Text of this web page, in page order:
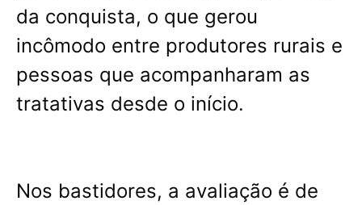
da conquista, o que gerou
incômodo entre produtores rurais e
pessoas que acompanharam as
tratativas desde o início.
Nos bastidores, a avaliação é de